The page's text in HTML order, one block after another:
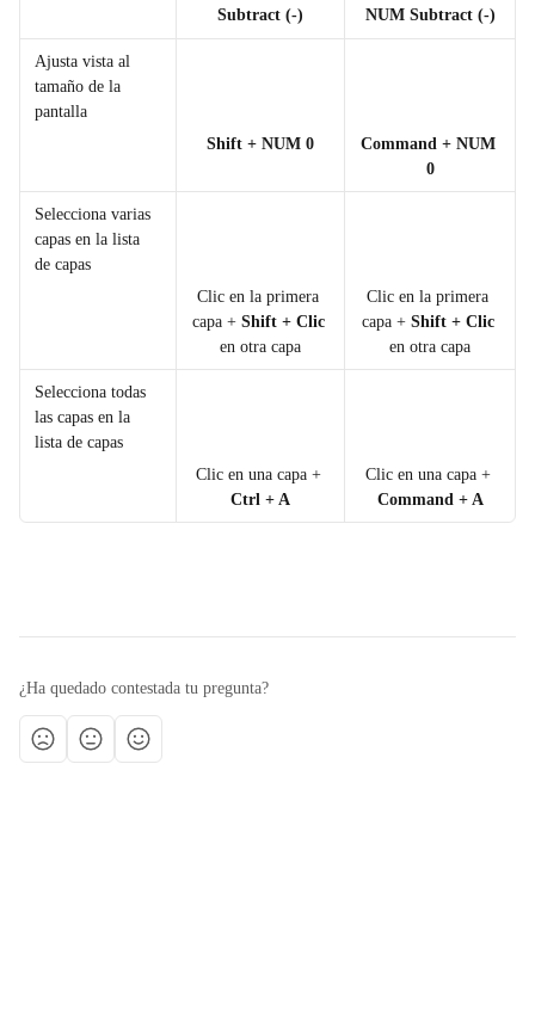
Subtract (-)
NUM Subtract (-)
Ajusta vista al
tamaño de la
pantalla
Shift + NUM 0
Command + NUM
0
Selecciona varias
capas en la lista
de capas
Clic en la primera
capa + Shift + Clic
en otra capa
Clic en la primera
capa + Shift + Clic
en otra capa
Selecciona todas
las capas en la
lista de capas
Clic en una capa +
Ctrl + A
Clic en una capa +
Command + A
¿Ha quedado contestada tu pregunta?